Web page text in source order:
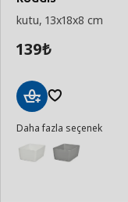
kutu, 13x18x8 cm
139₺
Ekle
Daha fazla seçenek